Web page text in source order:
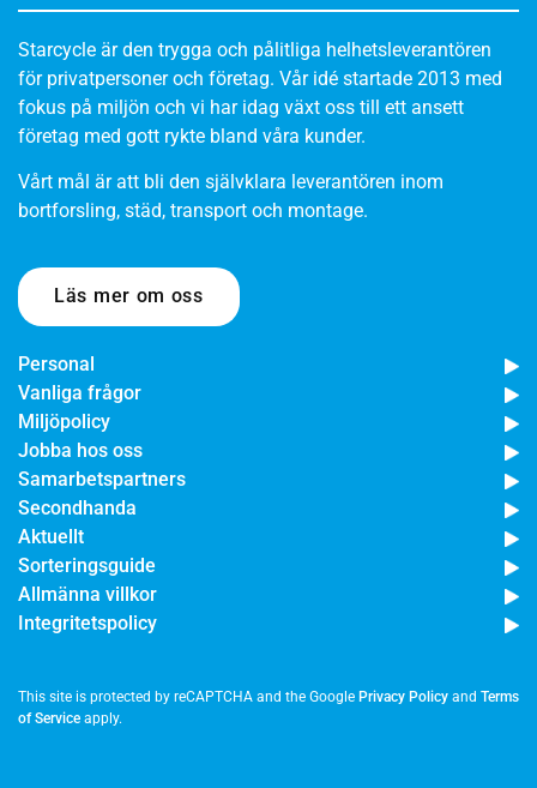
Starcycle är den trygga och pålitliga helhetsleverantören
för privatpersoner och företag. Vår idé startade 2013 med
fokus på miljön och vi har idag växt oss till ett ansett
företag med gott rykte bland våra kunder.
Vårt mål är att bli den självklara leverantören inom
bortforsling, städ, transport och montage.
Läs mer om oss
Personal
Vanliga frågor
Miljöpolicy
Jobba hos oss
Samarbetspartners
Secondhanda
Aktuellt
Sorteringsguide
Allmänna villkor
Integritetspolicy
This site is protected by reCAPTCHA and the Google Privacy Policy and Terms
of Service apply.